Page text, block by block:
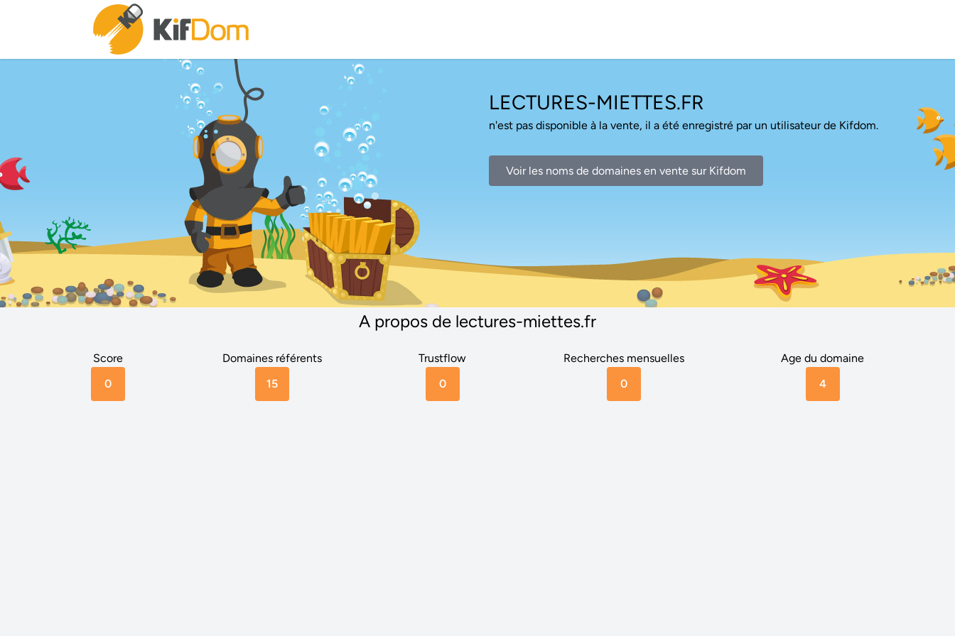
LECTURES-MIETTES.FR
n'est pas disponible à la vente, il a été enregistré par un utilisateur de Kifdom.
Voir les noms de domaines en vente sur Kifdom
A propos de lectures-miettes.fr
Score
0
Domaines référents
15
Trustflow
0
Recherches mensuelles
0
Age du domaine
4